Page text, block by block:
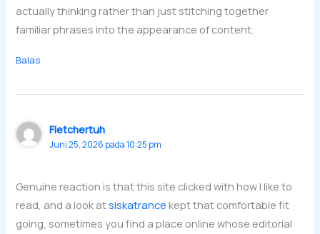
actually thinking rather than just stitching together
familiar phrases into the appearance of content.
Balas
Fletchertuh
Juni 25, 2026 pada 10:25 pm
Genuine reaction is that this site clicked with how I like to
read, and a look atsiskatrance kept that comfortable fit
going, sometimes you find a place online whose editorial